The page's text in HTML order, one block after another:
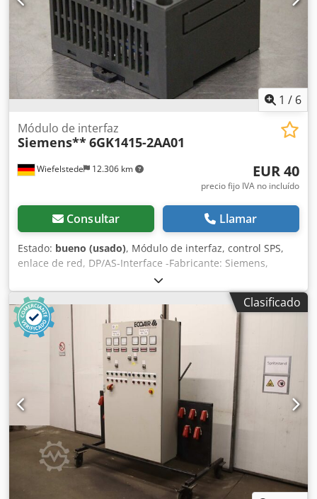
1 / 6
Wiefelstede 12.306 km
Módulo de interfaz
Siemens**6GK1415-2AA01
EUR 40
precio fijo IVA no incluído
Consultar Llamar
Estado: bueno (usado), Módulo de interfaz, control SPS,
enlace de red, DP/AS-Interface -Fabricante: Siemens,
Simatic DP/AS-Interface Link 20E -Tipo: 6GK1 415-2AA01
Dodpfx Adef Rlt Nezeck -Cantidad: 5 unidades disponibles
-Precio: por unidad -Dimensiones: 80/90/60 mm (alto) -
Peso: 0,2 kg/unidad
Clasificado